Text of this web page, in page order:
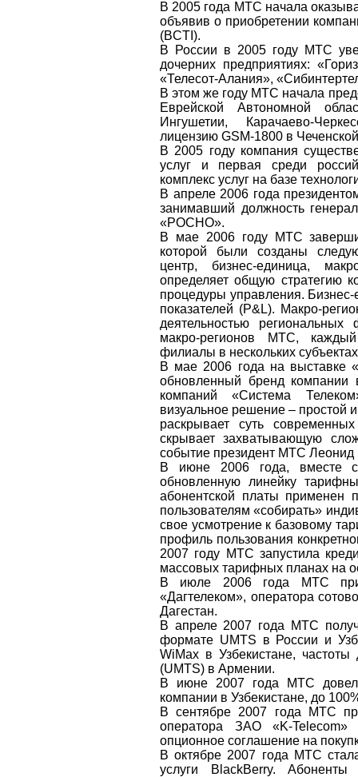
В 2005 года МТС начала
объявив о приобретении
(BCTI).
В России в 2005 году МТС
дочерних предприятиях:
«Телесот-Алания»,
В этом же году МТС начала
Еврейской Автономной
Ингушетии, Карачаево-
лицензию GSM-1800 в
В 2005 году компания
услуг и первая среди
комплекс услуг на базе
В апреле 2006 года
занимавший должность
«РОСНО».
В мае 2006 году МТС
которой были созданы
центр, бизнес-единица,
определяет общую стратегию
процедуры управления.
показателей (P&L). Макро-
деятельностью
макро-регионов МТС,
филиалы в нескольких
В мае 2006 года на выставке
обновленный бренд компании
компаний «Система
визуальное решение – простой
раскрывает суть
скрывает захватывающую
событие президент МТС
В июне 2006 года, вместе
обновленную линейку
абонентской платы применен
пользователям «собирать»
свое усмотрение к базовому
профиль пользования
2007 году МТС запустила
массовых тарифных планах на
В июле 2006 года МТС
«Дагтелеком», оператора
Дагестан.
В апреле 2007 года МТС
формате UMTS в России и
WiMax в Узбекистане,
(UMTS) в Армении.
В июне 2007 года МТС
компании в Узбекистане, до
В сентябре 2007 года МТС
оператора ЗАО «K-
опционное соглашение на
В октябре 2007 года МТС
услуги BlackBerry.